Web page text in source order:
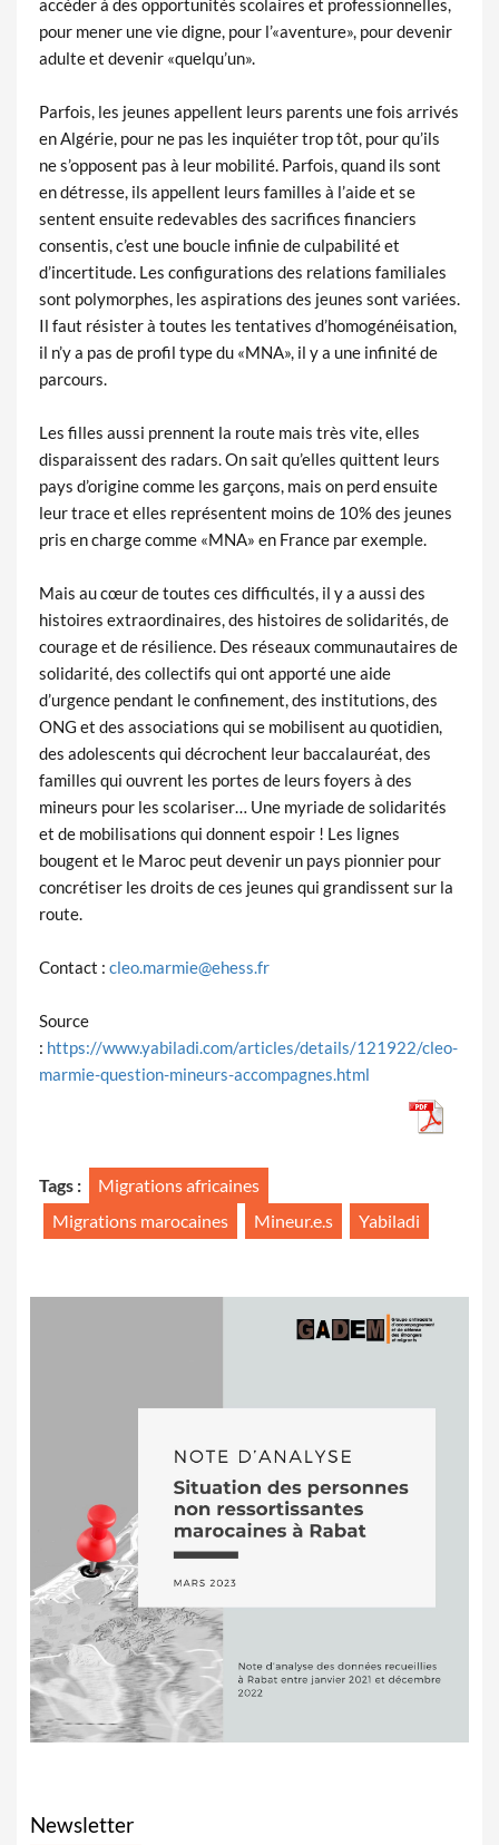
accéder à des opportunités scolaires et professionnelles,
pour mener une vie digne, pour l’«aventure», pour devenir
adulte et devenir «quelqu’un».
Parfois, les jeunes appellent leurs parents une fois arrivés
en Algérie, pour ne pas les inquiéter trop tôt, pour qu’ils
ne s’opposent pas à leur mobilité. Parfois, quand ils sont
en détresse, ils appellent leurs familles à l’aide et se
sentent ensuite redevables des sacrifices financiers
consentis, c’est une boucle infinie de culpabilité et
d’incertitude. Les configurations des relations familiales
sont polymorphes, les aspirations des jeunes sont variées.
Il faut résister à toutes les tentatives d’homogénéisation,
il n’y a pas de profil type du «MNA», il y a une infinité de
parcours.
Les filles aussi prennent la route mais très vite, elles
disparaissent des radars. On sait qu’elles quittent leurs
pays d’origine comme les garçons, mais on perd ensuite
leur trace et elles représentent moins de 10% des jeunes
pris en charge comme «MNA» en France par exemple.
Mais au cœur de toutes ces difficultés, il y a aussi des
histoires extraordinaires, des histoires de solidarités, de
courage et de résilience. Des réseaux communautaires de
solidarité, des collectifs qui ont apporté une aide
d’urgence pendant le confinement, des institutions, des
ONG et des associations qui se mobilisent au quotidien,
des adolescents qui décrochent leur baccalauréat, des
familles qui ouvrent les portes de leurs foyers à des
mineurs pour les scolariser… Une myriade de solidarités
et de mobilisations qui donnent espoir ! Les lignes
bougent et le Maroc peut devenir un pays pionnier pour
concrétiser les droits de ces jeunes qui grandissent sur la
route.
Contact : cleo.marmie@ehess.fr
Source
: https://www.yabiladi.com/articles/details/121922/cleo-
marmie-question-mineurs-accompagnes.html
Tags :
Migrations africaines
Migrations marocaines
Mineur.e.s Yabiladi
Newsletter